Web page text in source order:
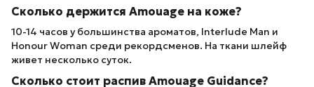
Сколько держится Amouage на коже?
10-14 часов у большинства ароматов, Interlude Man и
Honour Woman среди рекордсменов. На ткани шлейф
живет несколько суток.
Сколько стоит распив Amouage Guidance?